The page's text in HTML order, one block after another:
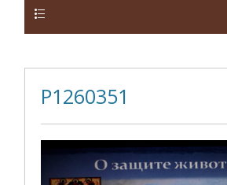
P1260351